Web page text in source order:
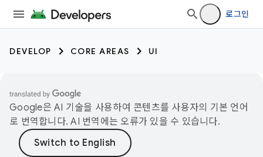
로그인
DEVELOP CORE AREAS UI
Google은 AI 기술을 사용하여 콘텐츠를 사용자의 기본 언어
로 번역합니다. AI 번역에는 오류가 있을 수 있습니다.